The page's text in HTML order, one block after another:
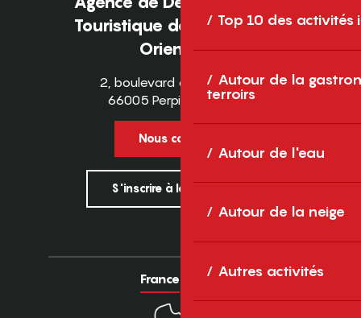
Top 10 des activités
Autour de la
terroirs
Autour de l'eau
Autour de la neige
Autres activités
Touristique des Pyrénées-
Orientales
2, boulevard des Pyrénées
66005 Perpignan Cedex
Nous contacter
S'inscrire à la newsletter
France Europe